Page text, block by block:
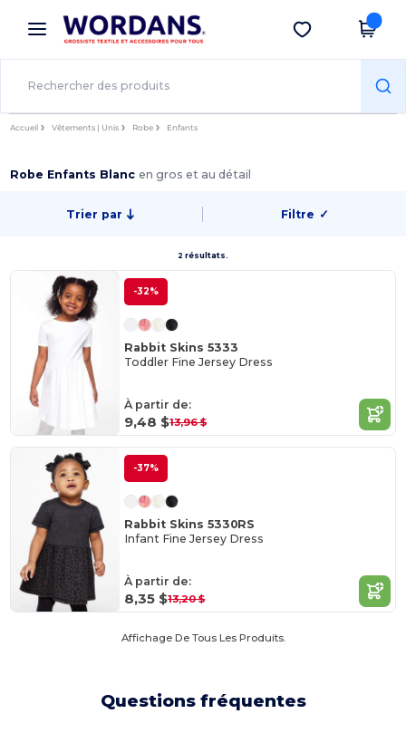
× Appli Wordans
Meilleurs prix sur l’app !
Obtenir l'appli
Accueil Vêtements | Unis Robe Enfants
Robe Enfants Blancen gros et au détail
Trier par Filtre ✓
2 résultats.
-32%
Rabbit Skins 5333
Toddler Fine Jersey Dress
À partir de:
9,48 $13,96 $
-37%
Rabbit Skins 5330RS
Infant Fine Jersey Dress
À partir de:
8,35 $13,20 $
Affichage De Tous Les Produits.
Questions fréquentes